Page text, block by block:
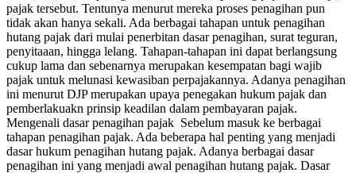
pajak tersebut. Tentunya menurut mereka proses penagihan pun
tidak akan hanya sekali. Ada berbagai tahapan untuk penagihan
hutang pajak dari mulai penerbitan dasar penagihan, surat teguran,
penyitaaan, hingga lelang. Tahapan-tahapan ini dapat berlangsung
cukup lama dan sebenarnya merupakan kesempatan bagi wajib
pajak untuk melunasi kewasiban perpajakannya. Adanya penagihan
ini menurut DJP merupakan upaya penegakan hukum pajak dan
pemberlakuakn prinsip keadilan dalam pembayaran pajak.
Mengenali dasar penagihan pajak Sebelum masuk ke berbagai
tahapan penagihan pajak. Ada beberapa hal penting yang menjadi
dasar hukum penagihan hutang pajak. Adanya berbagai dasar
penagihan ini yang menjadi awal penagihan hutang pajak. Dasar